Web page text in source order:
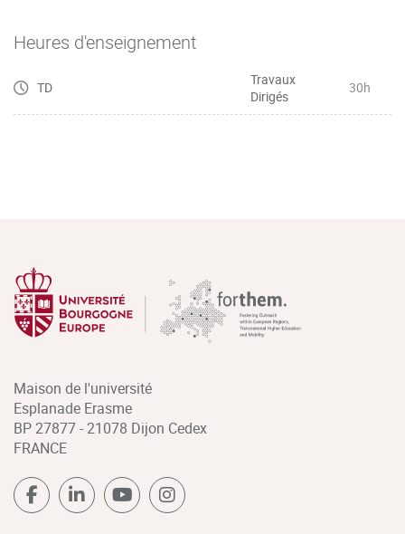
Heures d'enseignement
TD
Travaux
Dirigés
30h
Maison de l'université
Esplanade Erasme
BP 27877 - 21078 Dijon Cedex
FRANCE